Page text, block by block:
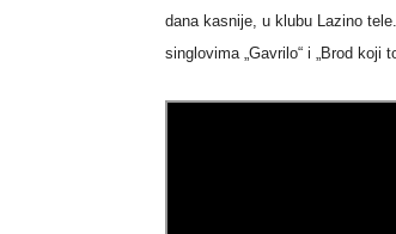
dana kasnije, u klubu Lazino
singlovima „Gavrilo“ i „Brod koji